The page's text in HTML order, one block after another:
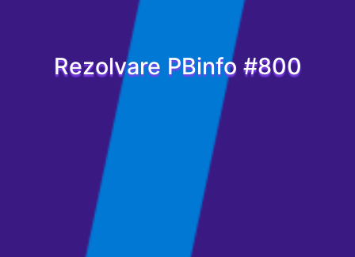
Rezolvare PBinfo #800